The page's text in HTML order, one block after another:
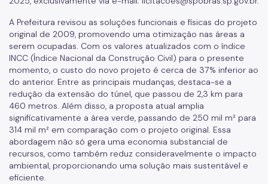
A Prefeitura revisou as soluções funcionais e físicas do projeto
original de 2009, promovendo uma otimização nas áreas a
serem ocupadas. Com os valores atualizados com o índice
INCC (Índice Nacional da Construção Civil) para o presente
momento, o custo do novo projeto é cerca de 37% inferior ao
do anterior. Entre as principais mudanças, destaca-se a
redução da extensão do túnel, que passou de 2,3 km para
460 metros. Além disso, a proposta atual amplia
significativamente a área verde, passando de 250 mil m² para
314 mil m² em comparação com o projeto original. Essa
abordagem não só gera uma economia substancial de
recursos, como também reduz consideravelmente o impacto
ambiental, proporcionando uma solução mais sustentável e
eficiente.